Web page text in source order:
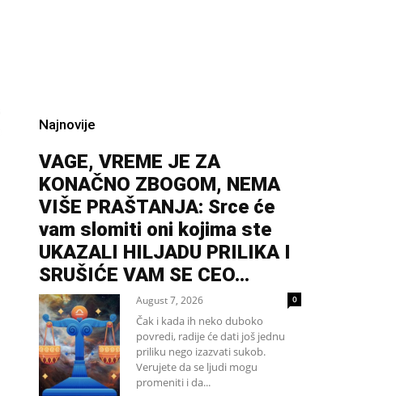
Najnovije
VAGE, VREME JE ZA
KONAČNO ZBOGOM, NEMA
VIŠE PRAŠTANJA: Srce će
vam slomiti oni kojima ste
UKAZALI HILJADU PRILIKA I
SRUŠIĆE VAM SE CEO...
August 7, 2026 0
Čak i kada ih neko duboko
povredi, radije će dati još jednu
priliku nego izazvati sukob.
Verujete da se ljudi mogu
promeniti i da...